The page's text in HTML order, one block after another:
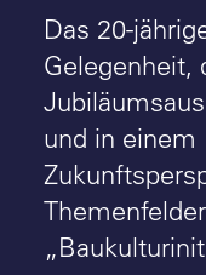
Das 20-
Gelegenheit,
und in